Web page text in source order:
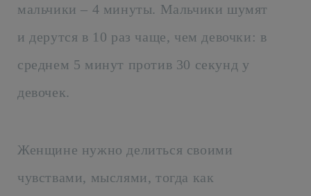
мальчики – 4 минуты. Мальчики шумят
и дерутся в 10 раз чаще, чем девочки: в
среднем 5 минут против 30 секунд у
девочек.
Женщине нужно делиться своими
чувствами, мыслями, тогда как